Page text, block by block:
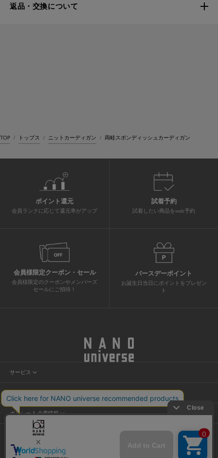
返品・交換について
TOP トップス ニットカーディガン 両畦スポンディッシュカーディガン
ポイント還元
会員ランクに応じて還元率がアップ
試着予約
試着したい商品をweb予約
会員様限定クーポン・セール
会員様限定のクーポンやメンバーズ
セールにご招待！
バースデーポイント
お誕生日当日にポイントをプレゼン
ト
サービス
ニュース
店舗検索
カスタマーサービス
ショッピングガイド
よくあるご質問
お問い合わせ
ポリシー & 企業情報
プライバシーポリシー
特定商取引法に基づく表記